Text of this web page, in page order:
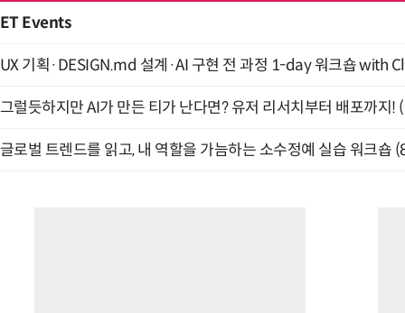
ET Events
UX 기획·DESIGN.md 설계·AI 구현 전 과정 1-day 워크숍 with
그럴듯하지만 AI가 만든 티가 난다면? 유저 리서치부터 배포까지!
글로벌 트렌드를 읽고, 내 역할을 가늠하는 소수정예 실습 워크숍